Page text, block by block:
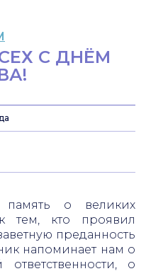
С ДНЁМ
память о великих
тем, кто проявил
преданность
напоминает нам о
ответственности, о